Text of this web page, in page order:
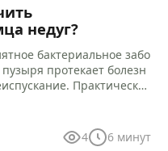
недуг?
бактериальное забо
протекает болезн
Практически
4 6 минут